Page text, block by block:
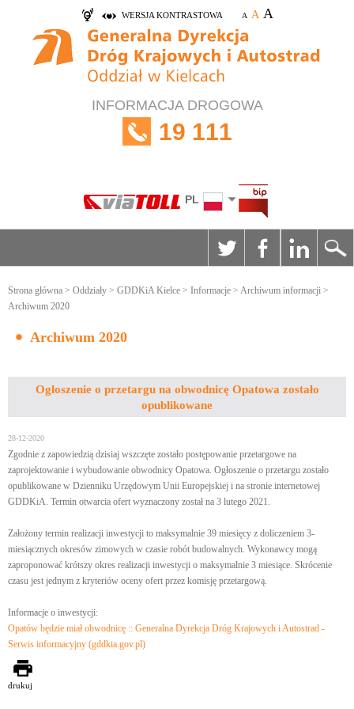
WERSJA KONTRASTOWA A A A
INFORMACJA DROGOWA
19 111
PL
Strona główna > Oddziały > GDDKiA Kielce > Informacje > Archiwum informacji >
Archiwum 2020
Archiwum 2020
Ogłoszenie o przetargu na obwodnicę Opatowa zostało
opublikowane
28-12-2020
Zgodnie z zapowiedzią dzisiaj wszczęte zostało postępowanie przetargowe na
zaprojektowanie i wybudowanie obwodnicy Opatowa. Ogłoszenie o przetargu zostało
opublikowane w Dzienniku Urzędowym Unii Europejskiej i na stronie internetowej
GDDKiA. Termin otwarcia ofert wyznaczony został na 3 lutego 2021.
Założony termin realizacji inwestycji to maksymalnie 39 miesięcy z doliczeniem 3-
miesiącznych okresów zimowych w czasie robót budowalnych. Wykonawcy mogą
zaproponować krótszy okres realizacji inwestycji o maksymalnie 3 miesiące. Skrócenie
czasu jest jednym z kryteriów oceny ofert przez komisję przetargową.
Informacje o inwestycji:
Opatów będzie miał obwodnicę :: Generalna Dyrekcja Dróg Krajowych i Autostrad -
Serwis informacyjny (gddkia.gov.pl)
drukuj